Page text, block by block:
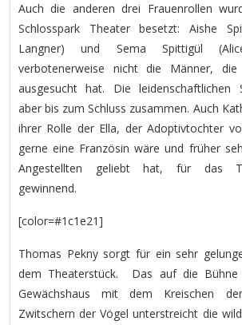
Auch die anderen drei Frauenrollen
Schlosspark Theater besetzt: Aishe
Langner) und Sema Spittigül
verbotenerweise nicht die Männer,
ausgesucht hat. Die leidenschaftlichen
aber bis zum Schluss zusammen. Auch
ihrer Rolle der Ella, der Adoptivtochter
gerne eine Französin wäre und früher
Angestellten geliebt hat, für das
gewinnend.
[color=#1c1e21]
Thomas Pekny sorgt für ein sehr
dem Theaterstück. Das auf die Bühne
Gewächshaus mit dem Kreischen
Zwitschern der Vögel unterstreicht die